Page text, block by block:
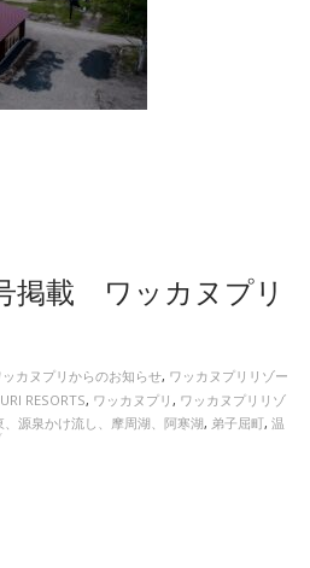
掲載 ワッカヌプリ
ッカヌプリからのお知らせ, ワッカヌプリリゾー
RESORTS, ワッカヌプリ, ワッカヌプリリゾ
源泉かけ流し、摩周湖、阿寒湖, 弟子屈町,温